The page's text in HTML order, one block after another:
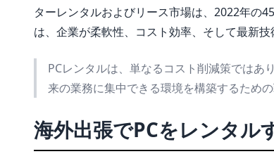
ターレンタルおよびリース市場は、2022年の45
は、企業が柔軟性、コスト効率、そして最新
PCレンタルは、単なるコスト削減策ではあ
来の業務に集中できる環境を構築するための
海外出張でPCをレンタル